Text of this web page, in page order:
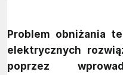
Problem obniżania
elektrycznych
poprzez